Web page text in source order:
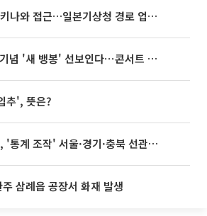
태풍 '돌핀' 오키나와 접근…일본기상청 경로 업데이트
빅뱅, 20주년 기념 '새 뱅봉' 선보인다⋯콘서트 앞두고 팝업 개최
추', 뜻은?
조작' 서울·경기·충북 선관위 등 추가 압수수색
삼례읍 공장서 화재 발생